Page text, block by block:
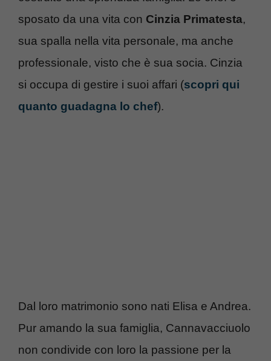
sposato da una vita con Cinzia Primatesta,
sua spalla nella vita personale, ma anche
professionale, visto che è sua socia. Cinzia
si occupa di gestire i suoi affari (scopri qui
quanto guadagna lo chef).
Dal loro matrimonio sono nati Elisa e Andrea.
Pur amando la sua famiglia, Cannavacciuolo
non condivide con loro la passione per la